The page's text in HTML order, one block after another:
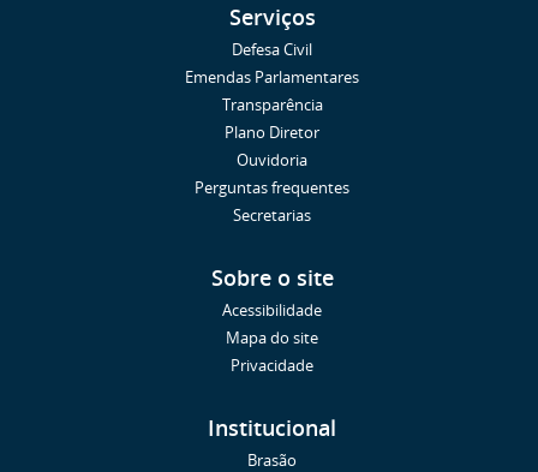
Serviços
Defesa Civil
Emendas Parlamentares
Transparência
Plano Diretor
Ouvidoria
Perguntas frequentes
Secretarias
Sobre o site
Acessibilidade
Mapa do site
Privacidade
Institucional
Brasão